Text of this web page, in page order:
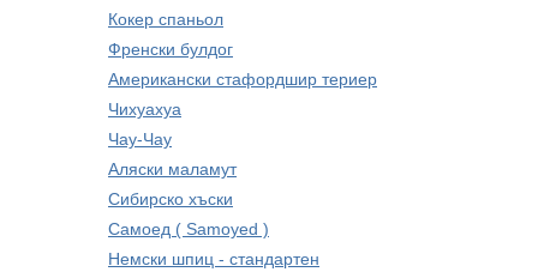
Кокер спаньол
Френски булдог
Американски стафордшир териер
Чихуахуа
Чау-Чау
Аляски маламут
Сибирско хъски
Самоед ( Samoyed )
Немски шпиц - стандартен